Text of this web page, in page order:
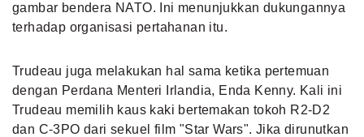
gambar bendera NATO. Ini menunjukkan dukungannya
terhadap organisasi pertahanan itu.
Trudeau juga melakukan hal sama ketika pertemuan
dengan Perdana Menteri Irlandia, Enda Kenny. Kali ini
Trudeau memilih kaus kaki bertemakan tokoh R2-D2
dan C-3PO dari sekuel film "Star Wars". Jika dirunutkan